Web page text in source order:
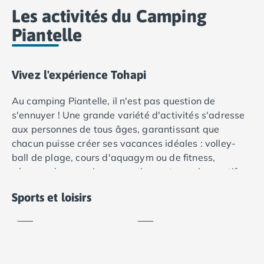
Camping Lot-et-Garonne
Camping Tarn
Camping Nord-Pas-de-Calais
Camping Boulogne-sur-Mer
Camping Le Touquet
Camping Merlimont
Camping Pays de la Loire
Camping Loire-Atlantique
Camping Guerande
Camping La Turballe
Camping Nantes
Camping Pornic
Les activités du Camping
Piantelle
Vivez l'expérience Tohapi
Au camping Piantelle, il n'est pas question de
s'ennuyer ! Une grande variété d'activités s'adresse
aux personnes de tous âges, garantissant que
chacun puisse créer ses vacances idéales : volley-
ball de plage, cours d'aquagym ou de fitness,
séances de yoga, jeux aquatiques, tournois sportifs,
assurent votre divertissement avec des soirées à
Sports et loisirs
Aquagym